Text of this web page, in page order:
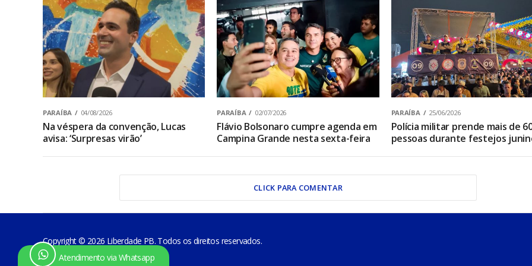
PARAÍBA 04/08/2026
Na véspera da convenção, Lucas
avisa: ‘Surpresas virão’
PARAÍBA 02/07/2026
Flávio Bolsonaro cumpre agenda em
Campina Grande nesta sexta-feira
PARAÍBA 25/06/2026
Polícia militar prende mais de
pessoas durante festejos
CLICK PARA COMENTAR
Atendimento via Whatsapp
Copyright © 2026 Liberdade PB. Todos os direitos reservados.